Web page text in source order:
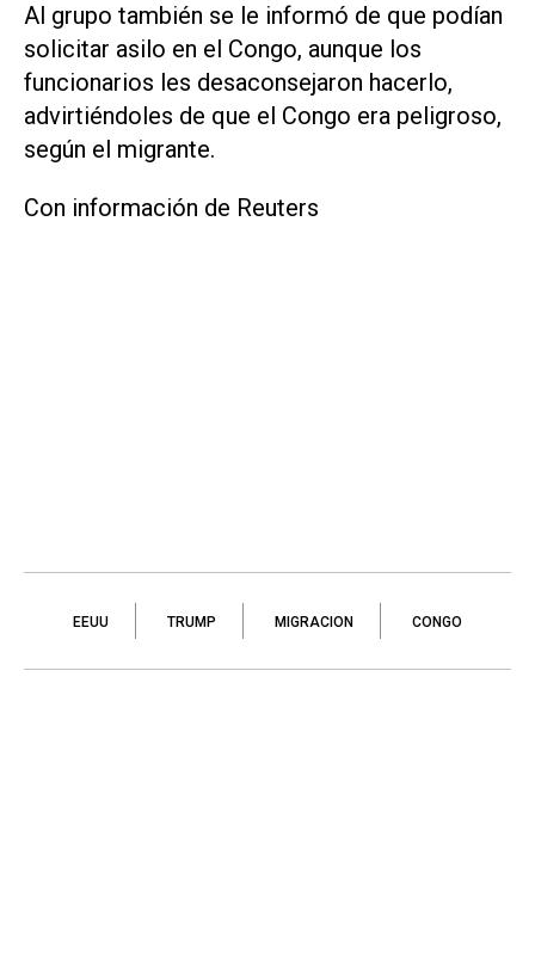
Al grupo también se le informó de que podían
solicitar asilo en el Congo, aunque ​los
funcionarios les desaconsejaron hacerlo,
advirtiéndoles de que el Congo era peligroso,
según el migrante.
Con información de Reuters
EEUU TRUMP MIGRACION CONGO